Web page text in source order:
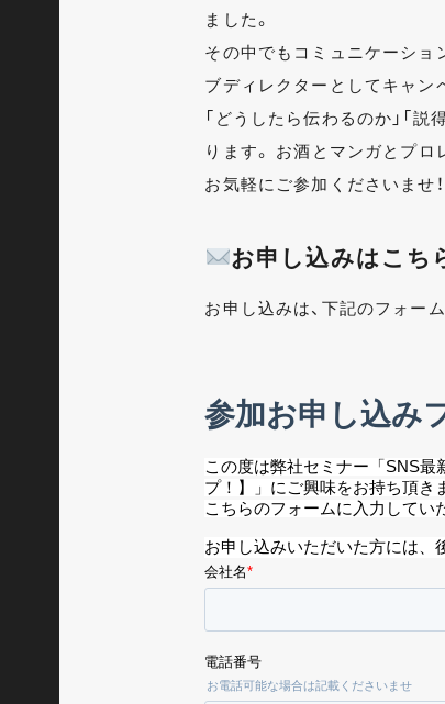
ました。
その中でもコミュニケーショ
ブディレクターとしてキャン
「どうしたら伝わるのか」「
ります。 お酒とマンガとプロ
お気軽にご参加くださいませ！
お申し込みはこち
お申し込みは、下記のフォー